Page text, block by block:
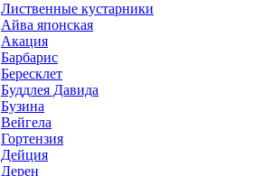
Лиственные кустарники
Айва японская
Акация
Барбарис
Бересклет
Буддлея Давида
Бузина
Вейгела
Гортензия
Дейция
Дерен